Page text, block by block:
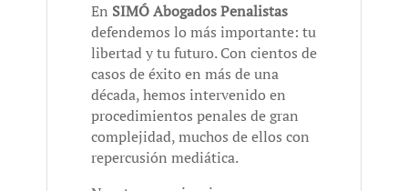
En SIMÓ Abogados Penalistas
defendemos lo más importante: tu
libertad y tu futuro. Con cientos de
casos de éxito en más de una
década, hemos intervenido en
procedimientos penales de gran
complejidad, muchos de ellos con
repercusión mediática.